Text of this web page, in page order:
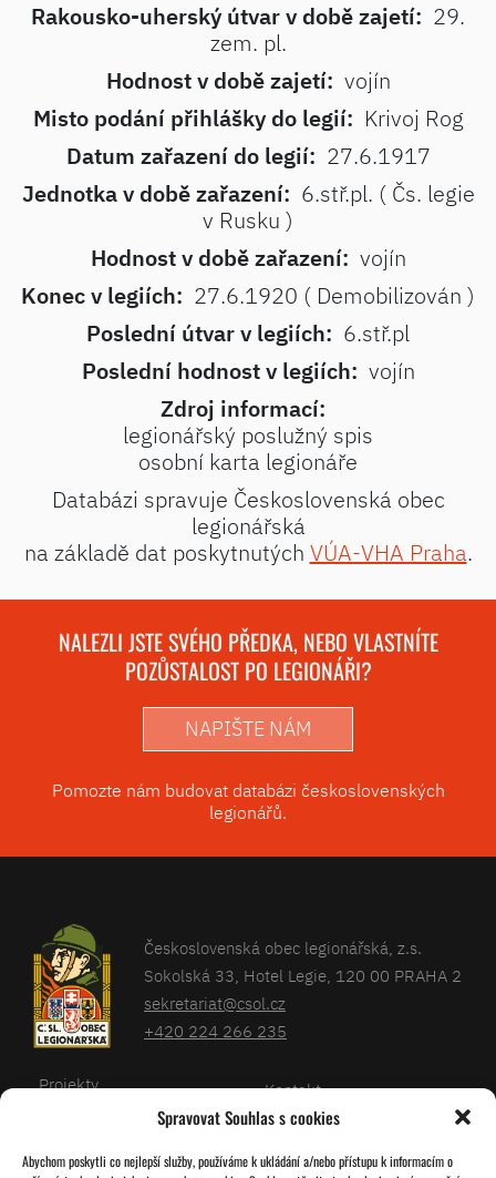
Spravovat Souhlas s cookies
Abychom poskytli co nejlepší služby, používáme k ukládání a/nebo přístupu k informacím o
Rakousko-uherský útvar v době zajetí: 29.
zem. pl.
Hodnost v době zajetí: vojín
Misto podání přihlášky do legií: Krivoj Rog
Datum zařazení do legií: 27.6.1917
Jednotka v době zařazení: 6.stř.pl. ( Čs. legie
v Rusku )
Hodnost v době zařazení: vojín
Konec v legiích: 27.6.1920 ( Demobilizován )
Poslední útvar v legiích: 6.stř.pl
Poslední hodnost v legiích: vojín
Zdroj informací:
legionářský poslužný spis
osobní karta legionáře
Databázi spravuje Československá obec
legionářská
na základě dat poskytnutých VÚA-VHA Praha.
NALEZLI JSTE SVÉHO PŘEDKA, NEBO VLASTNÍTE
POZŮSTALOST PO LEGIONÁŘI?
NAPIŠTE NÁM
Pomozte nám budovat databázi československých
legionářů.
Československá obec legionářská, z.s.
Sokolská 33, Hotel Legie, 120 00 PRAHA 2
sekretariat@csol.cz
+420 224 266 235
Projekty
Kalendář
Kontakt
Databáze legionářů
Pro členy